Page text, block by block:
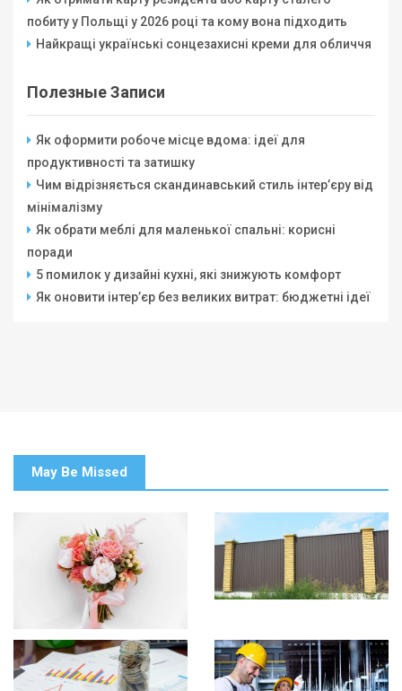
побиту у Польщі у 2026 році та кому вона підходить
Найкращі українські сонцезахисні креми для обличчя
Полезные Записи
Як оформити робоче місце вдома: ідеї для
продуктивності та затишку
Чим відрізняється скандинавський стиль інтер’єру від
мінімалізму
Як обрати меблі для маленької спальні: корисні
поради
5 помилок у дизайні кухні, які знижують комфорт
Як оновити інтер’єр без великих витрат: бюджетні ідеї
May Be Missed